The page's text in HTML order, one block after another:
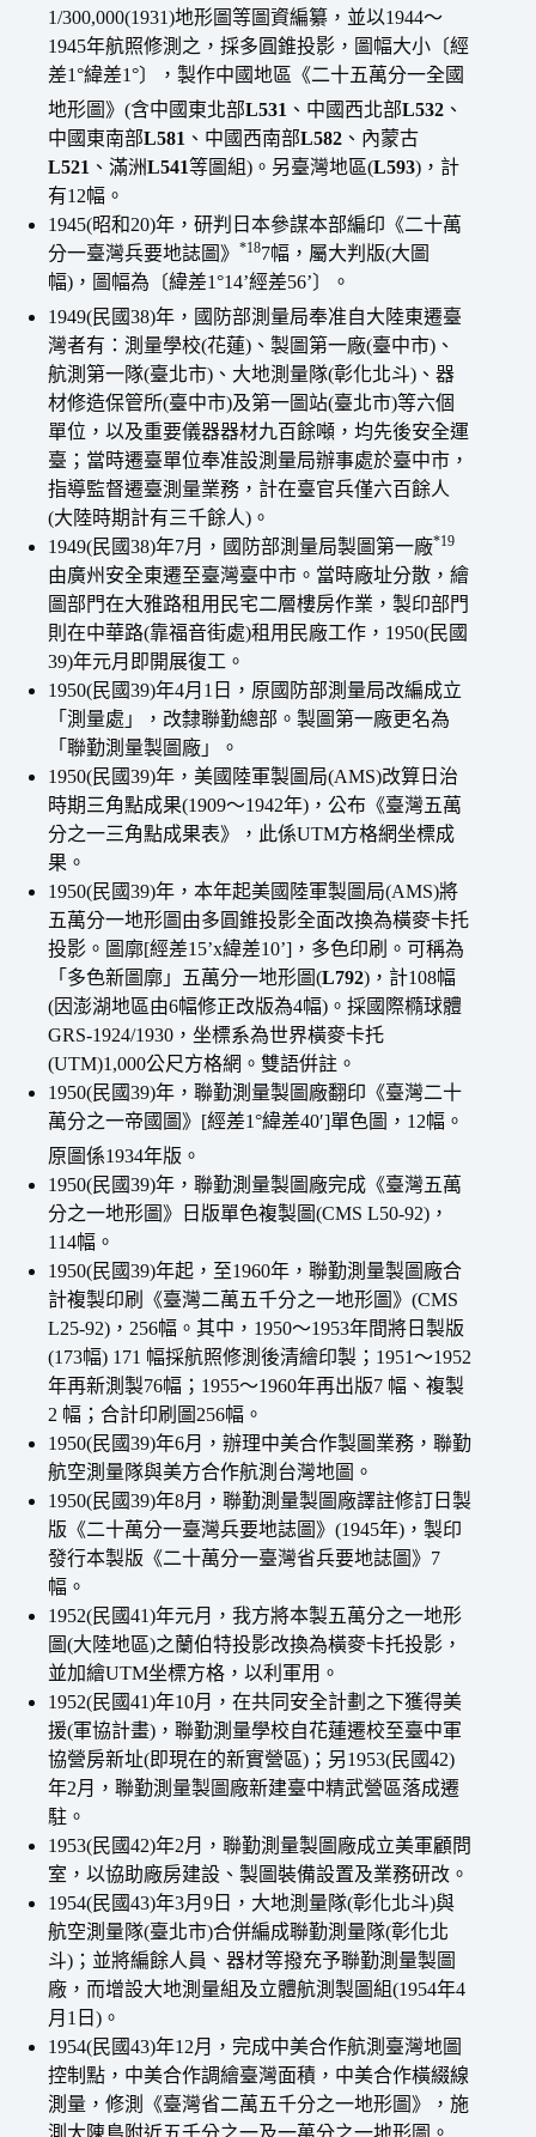
1/300,000(1931)地形圖等圖資編纂，並以1944〜
1945年航照修測之，採多圓錐投影，圖幅大小〔經
差1°緯差1°〕，製作中國地區《二十五萬分一全國
地形圖》(含中國東北部L531 、中國西北部L532 、
中國東南部L581 、中國西南部L582 、內蒙古
L521 、滿洲L541等圖組)。另臺灣地區(L593)，計
有12幅。
1945(昭和20)年，研判日本參謀本部編印《二十萬
分一臺灣兵要地誌圖》 *187幅，屬大判版(大圖
幅)，圖幅為〔緯差1°14’經差56’〕。
1949(民國38)年，國防部測量局奉准自大陸東遷臺
灣者有：測量學校(花蓮)、製圖第一廠(臺中市)、
航測第一隊(臺北市)、大地測量隊(彰化北斗)、器
材修造保管所(臺中市)及第一圖站(臺北市)等六個
單位，以及重要儀器器材九百餘噸，均先後安全運
臺；當時遷臺單位奉准設測量局辦事處於臺中市，
指導監督遷臺測量業務，計在臺官兵僅六百餘人
(大陸時期計有三千餘人)。
1949(民國38)年7月，國防部測量局製圖第一廠*19
由廣州安全東遷至臺灣臺中市。當時廠址分散，繪
圖部門在大雅路租用民宅二層樓房作業，製印部門
則在中華路(靠福音街處)租用民廠工作，1950(民國
39)年元月即開展復工。
1950(民國39)年4月1日，原國防部測量局改編成立
「測量處」，改隸聯勤總部。製圖第一廠更名為
「聯勤測量製圖廠」。
1950(民國39)年，美國陸軍製圖局(AMS)改算日治
時期三角點成果(1909～1942年)，公布《臺灣五萬
分之一三角點成果表》，此係UTM方格網坐標成
果。
1950(民國39)年，本年起美國陸軍製圖局(AMS)將
五萬分一地形圖由多圓錐投影全面改換為橫麥卡托
投影。圖廓[經差15’x緯差10’]，多色印刷。可稱為
「多色新圖廓」五萬分一地形圖(L792)，計108幅
(因澎湖地區由6幅修正改版為4幅)。採國際橢球體
GRS-1924/1930，坐標系為世界橫麥卡托
(UTM)1,000公尺方格網。雙語倂註。
1950(民國39)年，聯勤測量製圖廠翻印《臺灣二十
萬分之一帝國圖》[經差1°緯差40′]單色圖，12幅。
原圖係1934年版。
1950(民國39)年，聯勤測量製圖廠完成《臺灣五萬
分之一地形圖》日版單色複製圖(CMS L50-92)，
114幅。
1950(民國39)年起，至1960年，聯勤測量製圖廠合
計複製印刷《臺灣二萬五千分之一地形圖》(CMS
L25-92)，256幅。其中，1950～1953年間將日製版
(173幅) 171 幅採航照修測後清繪印製；1951～1952
年再新測製76幅；1955～1960年再出版7 幅、複製
2 幅；合計印刷圖256幅。
1950(民國39)年6月，辦理中美合作製圖業務，聯勤
航空測量隊與美方合作航測台灣地圖。
1950(民國39)年8月，聯勤測量製圖廠譯註修訂日製
版《二十萬分一臺灣兵要地誌圖》(1945年)，製印
發行本製版《二十萬分一臺灣省兵要地誌圖》7
幅。
1952(民國41)年元月，我方將本製五萬分之一地形
圖(大陸地區)之蘭伯特投影改換為橫麥卡托投影，
並加繪UTM坐標方格，以利軍用。
1952(民國41)年10月，在共同安全計劃之下獲得美
援(軍協計畫)，聯勤測量學校自花蓮遷校至臺中軍
協營房新址(即現在的新實營區)；另1953(民國42)
年2月，聯勤測量製圖廠新建臺中精武營區落成遷
駐。
1953(民國42)年2月，聯勤測量製圖廠成立美軍顧問
室，以協助廠房建設、製圖裝備設置及業務研改。
1954(民國43)年3月9日，大地測量隊(彰化北斗)與
航空測量隊(臺北市)合併編成聯勤測量隊(彰化北
斗)；並將編餘人員、器材等撥充予聯勤測量製圖
廠，而增設大地測量組及立體航測製圖組(1954年4
月1日)。
1954(民國43)年12月，完成中美合作航測臺灣地圖
控制點，中美合作調繪臺灣面積，中美合作橫綴線
測量，修測《臺灣省二萬五千分之一地形圖》，施
測大陳島附近五千分之一及一萬分之一地形圖。